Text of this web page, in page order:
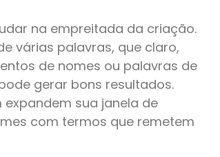
na empreitada da criação.
várias palavras, que claro,
de nomes ou palavras de
gerar bons resultados.
sua janela de
com termos que remetem